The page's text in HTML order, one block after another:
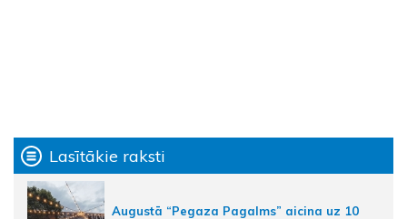
Lasītākie raksti
Augustā “Pegaza Pagalms” aicina uz 10